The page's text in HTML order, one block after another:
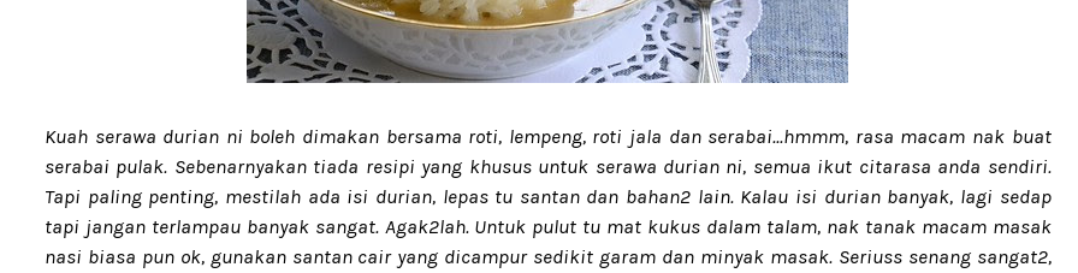
Kuah serawa durian ni boleh dimakan bersama roti, lempeng, roti jala dan serabai...hmmm, rasa macam nak buat
serabai pulak. Sebenarnyakan tiada resipi yang khusus untuk serawa durian ni, semua ikut citarasa anda sendiri.
Tapi paling penting, mestilah ada isi durian, lepas tu santan dan bahan2 lain. Kalau isi durian banyak, lagi sedap
tapi jangan terlampau banyak sangat. Agak2lah. Untuk pulut tu mat kukus dalam talam, nak tanak macam masak
nasi biasa pun ok, gunakan santan cair yang dicampur sedikit garam dan minyak masak. Seriuss senang sangat2,